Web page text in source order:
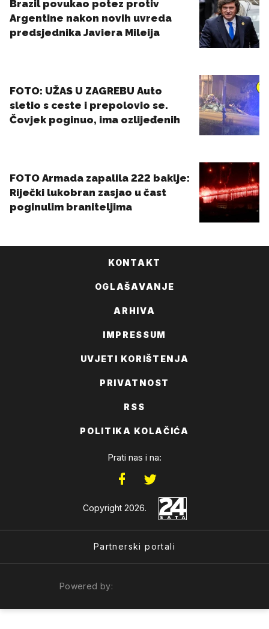
KONTAKT
OGLAŠAVANJE
ARHIVA
IMPRESSUM
UVJETI KORIŠTENJA
PRIVATNOST
RSS
POLITIKA KOLAČIĆA
Prati nas i na:
Copyright 2026.
Partnerski portali
Powered by: